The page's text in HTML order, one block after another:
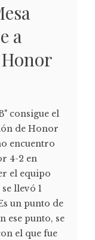
a
consigue el
de Honor
encuentro
4-2 en
el equipo
llevó 1
un punto de
ese punto, se
el que fue